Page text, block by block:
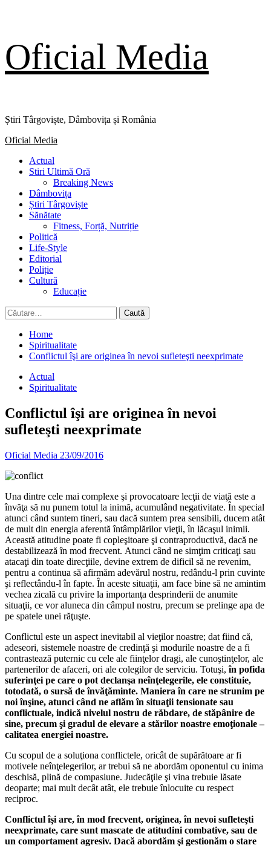
to
content
Oficial Media
Știri Târgoviște, Dâmbovița și România
Primary
Oficial Media
Actual
Stiri Ultimă Oră
Breaking News
Dâmbovița
Știri Târgoviște
Sănătate
Fitness, Forță, Nutriție
Politică
Life-Style
Editorial
Poliție
Cultură
Educație
Caută
după:
Home
Spiritualitate
Conflictul îşi are originea în nevoi sufleteşti neexprimate
Actual
Spiritualitate
Conflictul îşi are originea în nevoi
sufleteşti neexprimate
Oficial Media 23/09/2016
Una dintre cele mai complexe şi provocatoare lecţii de viaţă este a
învăţa să nu punem totul la inimă, acumulând negativitate. În special
atunci când suntem tineri, sau dacă suntem prea sensibili, ducem atât
de mult din energia aferentă întâmplărilor vieţii, în lăcaşul inimii.
Această atitudine poate fi copleşitoare şi contraproductivă, dacă ne
destabilizează în mod frecvent. Atunci când ne simţim criticaţi sau
atacaţi din toate direcţiile, devine extrem de dificil să ne revenim,
pentru a continua să afirmăm adevărul nostru, redându-l prin cuvinte
şi reflectându-l în fapte. În aceste situaţii, am face bine să ne amintim
vechea zicală cu privire la importanţa desprinderii de anumite
situaţii, ce vor aluneca din câmpul nostru, precum se prelinge apa de
pe spatele unei răţuşte.
Conflictul este un aspect inevitabil al vieţilor noastre; dat fiind că,
adeseori, sistemele noastre de credinţă şi modurile noastre de a fi
contrastează puternic cu cele ale fiinţelor dragi, ale cunoştinţelor, ale
partenerilor de afaceri, ori ale colegilor de serviciu. Totuşi,în pofida
suferinţei pe care o pot declanşa neînţelegerile, ele constituie,
totodată, o sursă de învăţăminte. Maniera în care ne strunim pe
noi înşine, atunci când ne aflăm în situaţii tensionate sau
conflictuale, indică nivelul nostru de răbdare, de stăpânire de
sine, precum şi gradul de elevare a stărilor noastre emoţionale –
calitatea energiei noastre.
Cu scopul de a soluţiona conflictele, oricât de supărătoare ar fi
motivele neînţelegerilor, ar trebui să ne abordăm oponentul cu inima
deschisă, plină de compasiune. Judecăţile şi vina trebuie lăsate
deoparte; mai mult decât atât, ele trebuie înlocuite cu respect
reciproc.
Conflictul îşi are, în mod frecvent, originea, în nevoi sufleteşti
neexprimate, care sunt mascate de atitudini combative, sau de
un comportament agresiv. Dacă abordăm şi gestionăm o stare